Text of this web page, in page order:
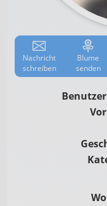
Nachricht
schreiben
Blume
senden